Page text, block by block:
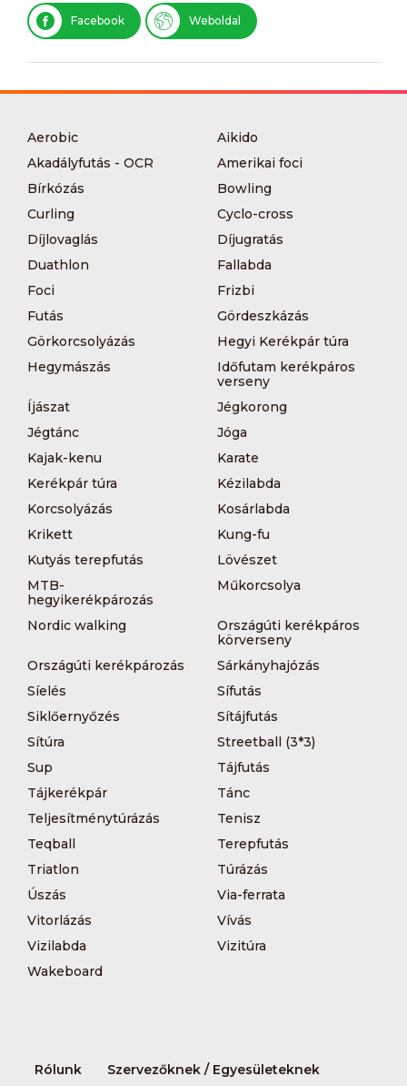
Facebook Weboldal
Aerobic
Aikido
Akadályfutás - OCR
Amerikai foci
Bírkózás
Bowling
Curling
Cyclo-cross
Díjlovaglás
Díjugratás
Duathlon
Fallabda
Foci
Frizbi
Futás
Gördeszkázás
Görkorcsolyázás
Hegyi Kerékpár túra
Hegymászás
Időfutam kerékpáros
verseny
Íjászat
Jégkorong
Jégtánc
Jóga
Kajak-kenu
Karate
Kerékpár túra
Kézilabda
Korcsolyázás
Kosárlabda
Krikett
Kung-fu
Kutyás terepfutás
Lövészet
MTB-
hegyikerékpározás
Műkorcsolya
Nordic walking
Országúti kerékpáros
körverseny
Országúti kerékpározás
Sárkányhajózás
Síelés
Sífutás
Siklőernyőzés
Sítájfutás
Sítúra
Streetball (3*3)
Sup
Tájfutás
Tájkerékpár
Tánc
Teljesítménytúrázás
Tenisz
Teqball
Terepfutás
Triatlon
Túrázás
Úszás
Via-ferrata
Vitorlázás
Vívás
Vizilabda
Vizitúra
Wakeboard
Rólunk Szervezőknek / Egyesületeknek